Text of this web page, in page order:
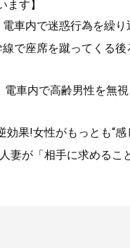
ます】
車内で迷惑行為を繰
で座席を蹴ってくる後
車内で高齢男性を無
効果!女性がもっとも“
妻が「相手に求めるこ